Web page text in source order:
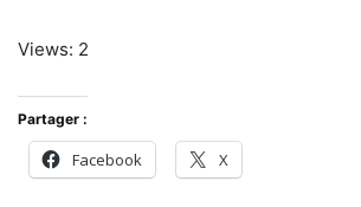
Views: 2
Partager :
Facebook X